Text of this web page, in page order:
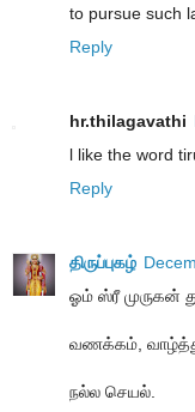
to pursue such
Reply
hr.thilagavathi
l like the word
Reply
திருப்புகழ்
ஓம் ஸ்ரீ முருகன்
வணக்கம்,
நல்ல செயல்.